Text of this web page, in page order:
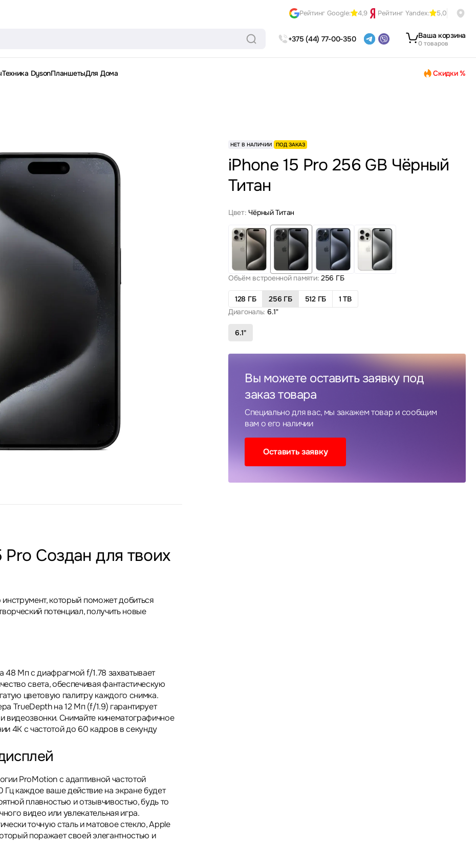
Рейтинг Google: 4,9 Рейтинг Yandex: 5,0
+375 (44) 77-00-350 Ваша корзина
0 товаров
Техника DysonПланшетыДля Дома Скидки %
Pro Создан для твоих
инструмент, который поможет добиться
потенциал, получить новые
48 Мп с диафрагмой f/1.78 захватывает
света, обеспечивая фантастическую
цветовую палитру каждого снимка.
TrueDepth на 12 Мп (f/1.9) гарантирует
видеозвонки. Снимайте кинематографичное
4K с частотой до 60 кадров в секунду
ProMotion с адаптивной частотой
Гц каждое ваше действие на экране будет
плавностью и отзывчивостью, будь то
видео или увлекательная игра.
точную сталь и матовое стекло, Apple
поражает своей элегантностью и
НЕТ В НАЛИЧИИ ПОД ЗАКАЗ
iPhone 15 Pro 256 GB Чёрный
Титан
Цвет: Чёрный Титан
Объём встроенной памяти: 256 ГБ
128 ГБ 256 ГБ 512 ГБ
1 TB
Диагональ: 6.1"
6.1"
Вы можете оставить заявку под
заказ товара
Специально для вас, мы закажем товар и сообщим
вам о его наличии
Оставить заявку